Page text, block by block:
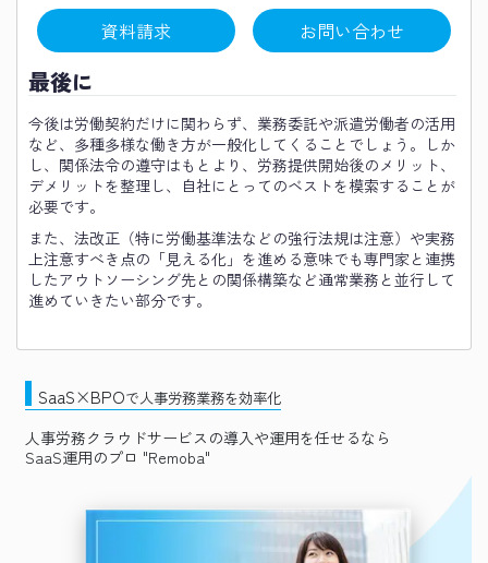
資料請求 お問い合わせ
最後に
今後は労働契約だけに関わらず、業務委託や派遣労働者の活用
など、多種多様な働き方が一般化してくることでしょう。しか
し、関係法令の遵守はもとより、労務提供開始後のメリット、
デメリットを整理し、自社にとってのベストを模索することが
必要です。
また、法改正（特に労働基準法などの強行法規は注意）や実務
上注意すべき点の「見える化」を進める意味でも専門家と連携
したアウトソーシング先との関係構築など通常業務と並行して
進めていきたい部分です。
SaaS×BPOで人事労務業務を効率化
人事労務クラウドサービスの導入や運用を任せるなら
SaaS運用のプロ "Remoba"